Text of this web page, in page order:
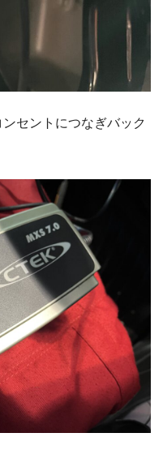
セントにつなぎバック